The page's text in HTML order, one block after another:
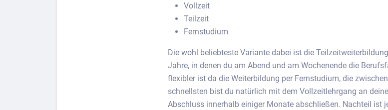
Vollzeit
Teilzeit
Fernstudium
Die wohl beliebteste Variante dabei ist die
Jahre, in denen du am Abend und am Wochenende die
flexibler ist da die Weiterbildung per Fernstudium, die
schnellsten bist du natürlich mit dem Vollzeitlehrgang an
Abschluss innerhalb einiger Monate abschließen. Nachteil ist